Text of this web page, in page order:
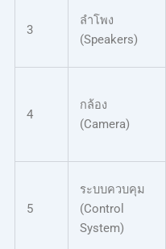
3
ลำโพง
(Speakers)
4
กล้อง
(Camera)
5
ระบบควบคุม
(Control
System)